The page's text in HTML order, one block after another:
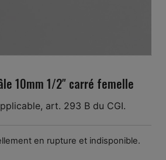
10mm 1/2″ carré femelle
art. 293 B du CGI.
en rupture et indisponible.